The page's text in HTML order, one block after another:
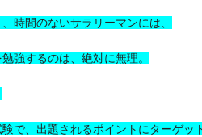
時間のないサラリーマンには、
強するのは、絶対に無理。
で、出題されるポイントにターゲッ